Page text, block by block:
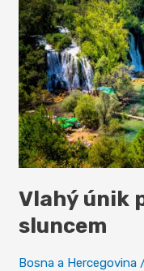
i
prémiové
víno
Vlahý únik
sluncem
Bosna a Hercegovina